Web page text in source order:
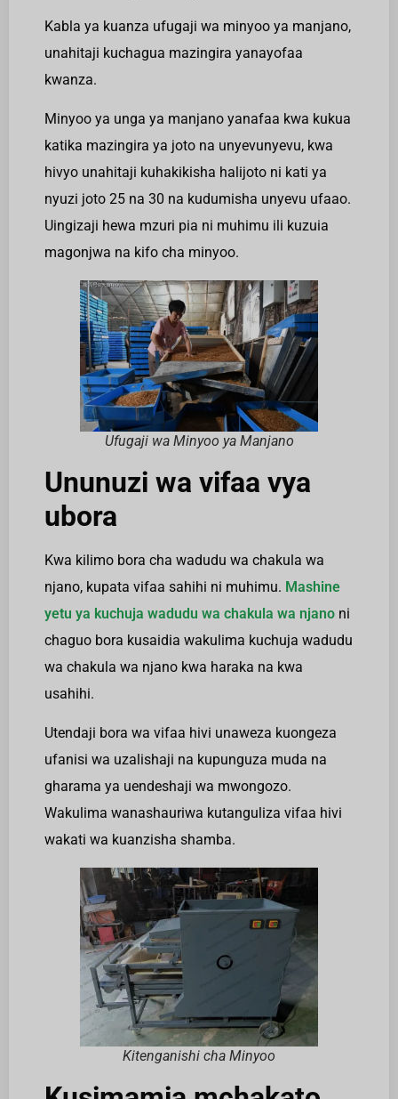
Kabla ya kuanza ufugaji wa minyoo ya manjano,
unahitaji kuchagua mazingira yanayofaa
kwanza.
Minyoo ya unga ya manjano yanafaa kwa kukua
katika mazingira ya joto na unyevunyevu, kwa
hivyo unahitaji kuhakikisha halijoto ni kati ya
nyuzi joto 25 na 30 na kudumisha unyevu ufaao.
Uingizaji hewa mzuri pia ni muhimu ili kuzuia
magonjwa na kifo cha minyoo.
Ufugaji wa Minyoo ya Manjano
Ununuzi wa vifaa vya
ubora
Kwa kilimo bora cha wadudu wa chakula wa
njano, kupata vifaa sahihi ni muhimu. Mashine
yetu ya kuchuja wadudu wa chakula wa njano ni
chaguo bora kusaidia wakulima kuchuja wadudu
wa chakula wa njano kwa haraka na kwa
usahihi.
Utendaji bora wa vifaa hivi unaweza kuongeza
ufanisi wa uzalishaji na kupunguza muda na
gharama ya uendeshaji wa mwongozo.
Wakulima wanashauriwa kutanguliza vifaa hivi
wakati wa kuanzisha shamba.
Kitenganishi cha Minyoo